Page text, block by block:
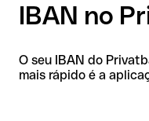
IBAN no
O seu IBAN do
mais rápido é a